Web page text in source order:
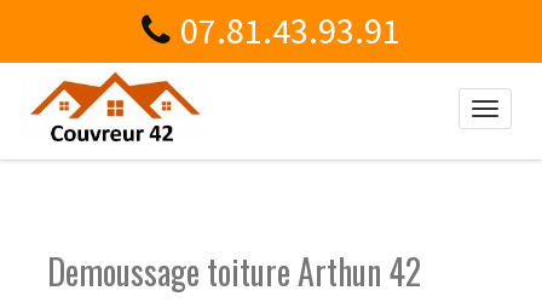
07.81.43.93.91
Toggle
Demoussage toiture Arthun 42